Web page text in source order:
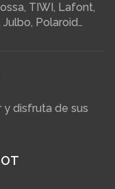
TIWI, Lafont,
Julbo, Polaroid…
y disfruta de sus